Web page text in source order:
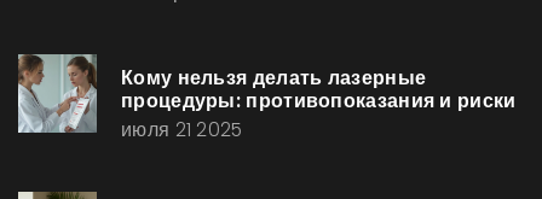
Кому нельзя делать лазерные
процедуры: противопоказания и риски
июля 21 2025